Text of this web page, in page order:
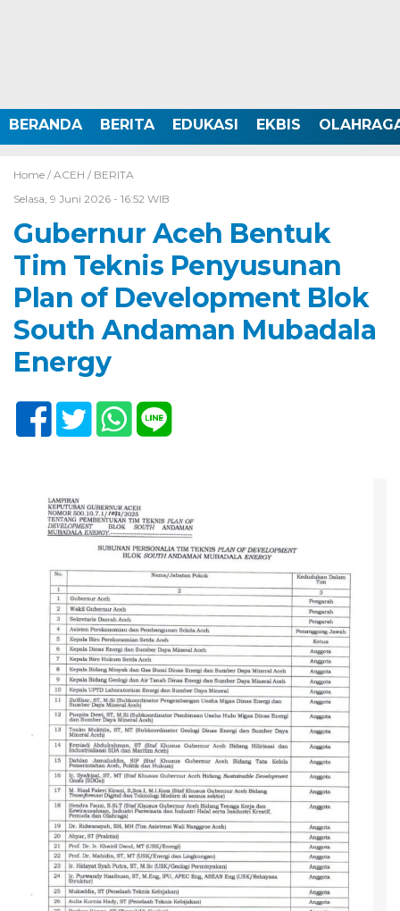
BERANDA BERITA EDUKASI EKBIS
Home / ACEH / BERITA
Selasa, 9 Juni 2026 - 16:52 WIB
Gubernur Aceh Bentuk
Tim Teknis Penyusunan
Plan of Development Blok
South Andaman Mubadala
Energy